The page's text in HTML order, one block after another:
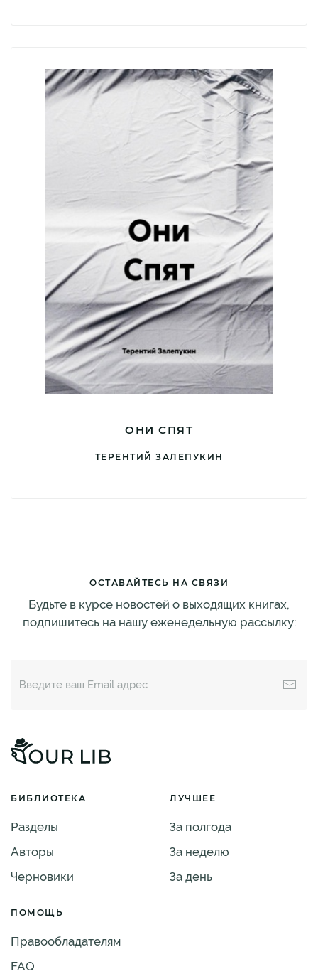
ОНИ СПЯТ
ТЕРЕНТИЙ ЗАЛЕПУКИН
ОСТАВАЙТЕСЬ НА СВЯЗИ
Будьте в курсе новостей о выходящих книгах,
подпишитесь на нашу еженедельную рассылку:
БИБЛИОТЕКА
Разделы
Авторы
Черновики
ЛУЧШЕЕ
За полгода
За неделю
За день
ПОМОЩЬ
Правообладателям
FAQ